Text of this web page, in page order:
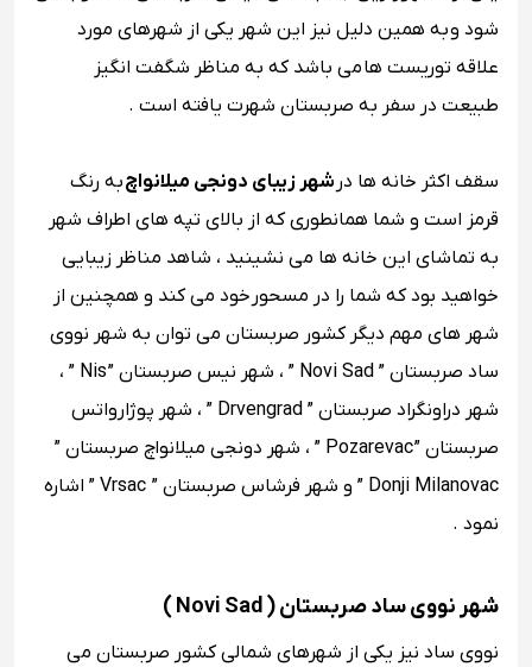
شود و به همین دلیل نیز این شهر یکی از شهرهای مورد
علاقه توریست ‌ها می باشد که به مناظر شگفت ‌انگیز
طبیعت در سفر به صربستان شهرت یافته است .
سقف اکثر خانه‌ ها در شهر زیبای دونجی میلانواچبه رنگ
قرمز است و شما همانطوری که از بالای تپه‌ های اطراف شهر
به تماشای این خانه‌ ها می نشینید ، شاهد مناظر زیبایی
خواهید بود که شما را در مسحور خود می کند و همچنین از
شهر های مهم دیگر کشور صربستان می توان به شهر نووی
ساد صربستان ” Novi Sad ” ، شهر نیس صربستان ” Nis ” ،
شهر دراونگراد صربستان ” Drvengrad ” ، شهر پوژارواتس
صربستان ” Pozarevac ” ، شهر دونجی میلانواچ صربستان ”
Donji Milanovac ” و شهر فرشاس صربستان ” Vrsac ” اشاره
نمود .
شهر نووی ساد صربستان ( Novi Sad )
نووی ساد نیز یکی از شهرهای شمالی کشور صربستان می